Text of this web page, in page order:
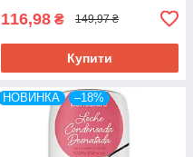
116,98 ₴ 149,97 ₴
Купити
НОВИНКА –18%